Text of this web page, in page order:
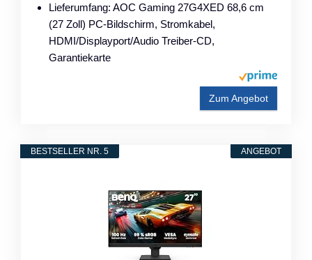
Lieferumfang: AOC Gaming 27G4XED 68,6 cm
(27 Zoll) PC-Bildschirm, Stromkabel,
HDMI/Displayport/Audio Treiber-CD,
Garantiekarte
Zum Angebot
ANGEBOT
BESTSELLER NR. 5